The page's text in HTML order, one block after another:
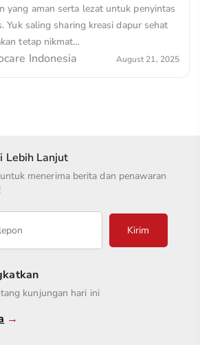
yang aman serta lezat untuk penyintas
Yuk saling sharing kreasi dapur sehat
tetap nikmat…
Indonesia August 21, 2025
Lebih Lanjut
menerima berita dan penawaran
Kirim
kunjungan hari ini
→